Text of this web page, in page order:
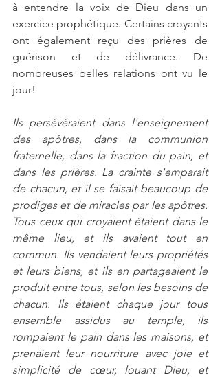
à entendre la voix de Dieu dans un
exercice prophétique. Certains croyants
ont également reçu des prières de
guérison et de délivrance. De
nombreuses belles relations ont vu le
jour!
Ils persévéraient dans l'enseignement
des apôtres, dans la communion
fraternelle, dans la fraction du pain, et
dans les prières. La crainte s'emparait
de chacun, et il se faisait beaucoup de
prodiges et de miracles par les apôtres.
Tous ceux qui croyaient étaient dans le
même lieu, et ils avaient tout en
commun. Ils vendaient leurs propriétés
et leurs biens, et ils en partageaient le
produit entre tous, selon les besoins de
chacun. Ils étaient chaque jour tous
ensemble assidus au temple, ils
rompaient le pain dans les maisons, et
prenaient leur nourriture avec joie et
simplicité de cœur, louant Dieu, et